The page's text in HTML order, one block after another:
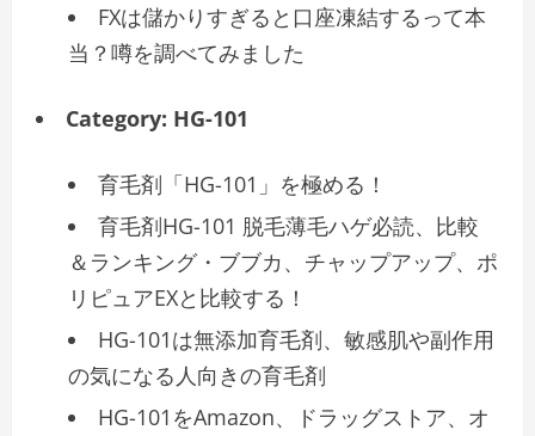
FXは儲かりすぎると口座凍結するって本
当？噂を調べてみました
Category: HG-101
育毛剤「HG-101」を極める！
育毛剤HG-101 脱毛薄毛ハゲ必読、比較
＆ランキング・ブブカ、チャップアップ、ポ
リピュアEXと比較する！
HG-101は無添加育毛剤、敏感肌や副作用
の気になる人向きの育毛剤
HG-101をAmazon、ドラッグストア、オ